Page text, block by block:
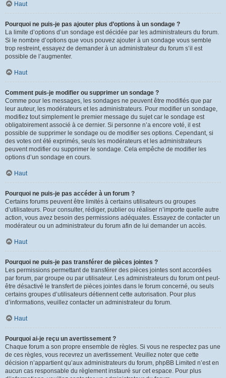
Haut
Pourquoi ne puis-je pas ajouter plus d’options à un sondage ?
La limite d’options d’un sondage est décidée par les administrateurs du forum.
Si le nombre d’options que vous pouvez ajouter à un sondage vous semble
trop restreint, essayez de demander à un administrateur du forum s’il est
possible de l’augmenter.
Haut
Comment puis-je modifier ou supprimer un sondage ?
Comme pour les messages, les sondages ne peuvent être modifiés que par
leur auteur, les modérateurs et les administrateurs. Pour modifier un sondage,
modifiez tout simplement le premier message du sujet car le sondage est
obligatoirement associé à ce dernier. Si personne n’a encore voté, il est
possible de supprimer le sondage ou de modifier ses options. Cependant, si
des votes ont été exprimés, seuls les modérateurs et les administrateurs
peuvent modifier ou supprimer le sondage. Cela empêche de modifier les
options d’un sondage en cours.
Haut
Pourquoi ne puis-je pas accéder à un forum ?
Certains forums peuvent être limités à certains utilisateurs ou groupes
d’utilisateurs. Pour consulter, rédiger, publier ou réaliser n’importe quelle autre
action, vous avez besoin des permissions adéquates. Essayez de contacter un
modérateur ou un administrateur du forum afin de lui demander un accès.
Haut
Pourquoi ne puis-je pas transférer de pièces jointes ?
Les permissions permettant de transférer des pièces jointes sont accordées
par forum, par groupe ou par utilisateur. Les administrateurs du forum ont peut-
être désactivé le transfert de pièces jointes dans le forum concerné, ou seuls
certains groupes d’utilisateurs détiennent cette autorisation. Pour plus
d’informations, veuillez contacter un administrateur du forum.
Haut
Pourquoi ai-je reçu un avertissement ?
Chaque forum a son propre ensemble de règles. Si vous ne respectez pas une
de ces règles, vous recevrez un avertissement. Veuillez noter que cette
décision n’appartient qu’aux administrateurs du forum, phpBB Limited n’est en
aucun cas responsable du règlement instauré sur cet espace. Pour plus